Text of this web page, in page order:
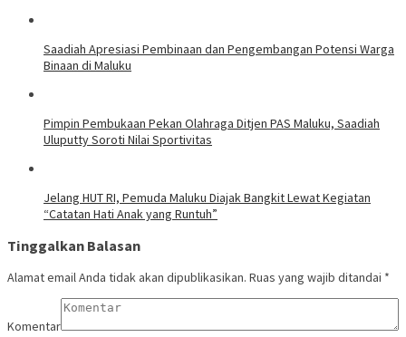
Saadiah Apresiasi Pembinaan dan Pengembangan Potensi Warga
Binaan di Maluku
Pimpin Pembukaan Pekan Olahraga Ditjen PAS Maluku, Saadiah
Uluputty Soroti Nilai Sportivitas
Jelang HUT RI, Pemuda Maluku Diajak Bangkit Lewat Kegiatan
“Catatan Hati Anak yang Runtuh”
Tinggalkan Balasan
Alamat email Anda tidak akan dipublikasikan. Ruas yang wajib ditandai *
Komentar